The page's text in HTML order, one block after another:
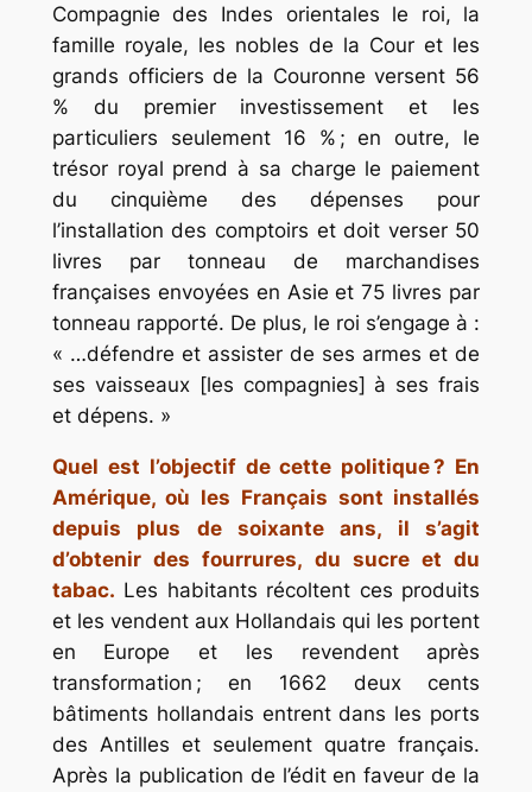
Compagnie des Indes orientales le roi, la
famille royale, les nobles de la Cour et les
grands officiers de la Couronne versent 56
% du premier investissement et les
particuliers seulement 16 % ; en outre, le
trésor royal prend à sa charge le paiement
du cinquième des dépenses pour
l’installation des comptoirs et doit verser 50
livres par tonneau de marchandises
françaises envoyées en Asie et 75 livres par
tonneau rapporté. De plus, le roi s’engage à :
« …défendre et assister de ses armes et de
ses vaisseaux [les compagnies] à ses frais
et dépens. »
Quel est l’objectif de cette politique ? En
Amérique, où les Français sont installés
depuis plus de soixante ans, il s’agit
d’obtenir des fourrures, du sucre et du
tabac. Les habitants récoltent ces produits
et les vendent aux Hollandais qui les portent
en Europe et les revendent après
transformation ; en 1662 deux cents
bâtiments hollandais entrent dans les ports
des Antilles et seulement quatre français.
Après la publication de l’édit en faveur de la